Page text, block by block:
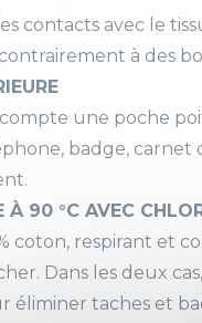
contacts avec le
à des
une poche
badge,
90 °C AVEC
coton, respirant et
Dans les deux
éliminer taches et